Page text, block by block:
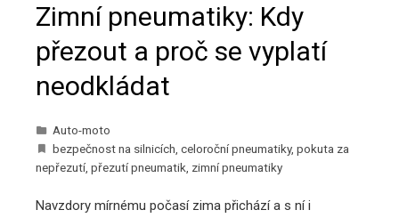
Zimní pneumatiky: Kdy
přezout a proč se vyplatí
neodkládat
Auto-moto
bezpečnost na silnicích, celoroční pneumatiky, pokuta za
nepřezutí, přezutí pneumatik, zimní pneumatiky
Navzdory mírnému počasí zima přichází a s ní i